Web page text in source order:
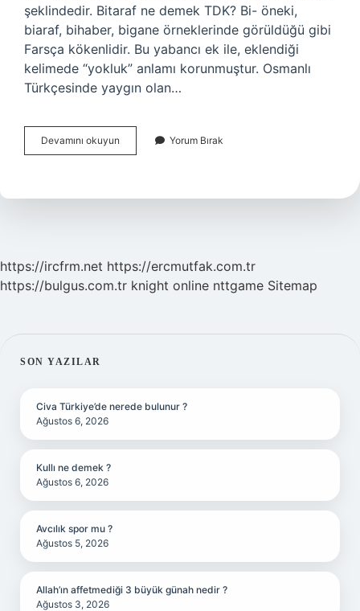
şeklindedir. Bitaraf ne demek TDK? Bi- öneki,
biaraf, bihaber, bigane örneklerinde görüldüğü gibi
Farsça kökenlidir. Bu yabancı ek ile, eklendiği
kelimede “yokluk” anlamı korunmuştur. Osmanlı
Türkçesinde yaygın olan…
Devamını okuyun
Nasıl
Yorum Bırak
https://ircfrm.net https://ercmutfak.com.tr
https://bulgus.com.tr knight online nttgame Sitemap
SIDEBAR
SON YAZILAR
Civa Türkiye’de nerede bulunur ?
Ağustos 6, 2026
Kullı ne demek ?
Ağustos 6, 2026
Avcılık spor mu ?
Ağustos 5, 2026
Allah’ın affetmediği 3 büyük günah nedir ?
Ağustos 3, 2026